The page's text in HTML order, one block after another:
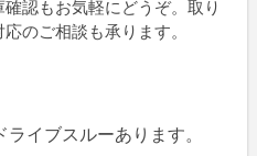
確認もお気軽にどうぞ。取り
応のご相談も承ります。
イブスルーあります。